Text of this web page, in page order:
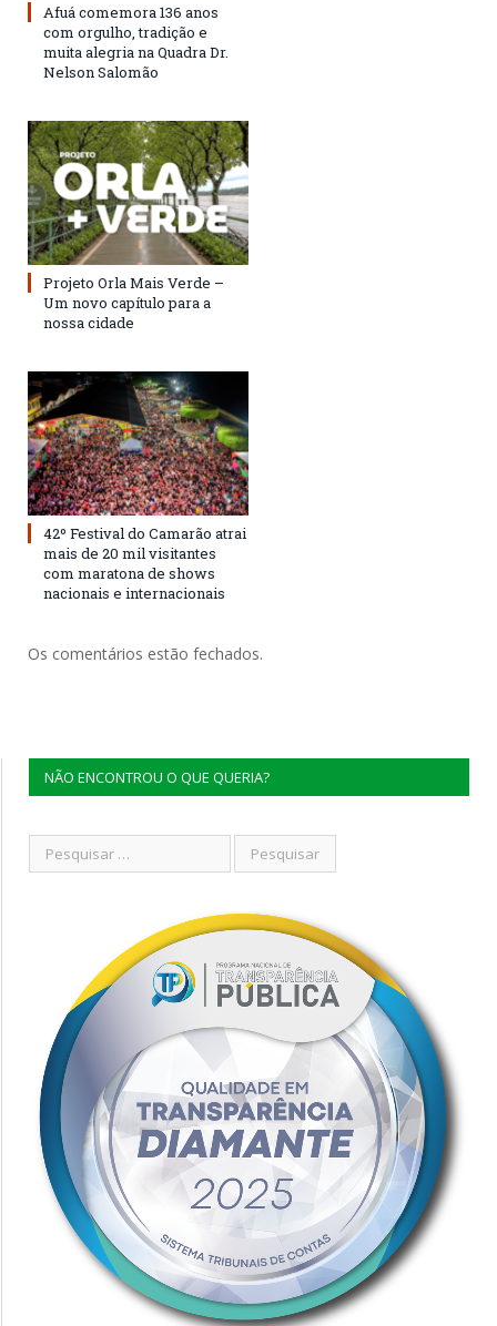
Afuá comemora 136 anos
com orgulho, tradição e
muita alegria na Quadra Dr.
Nelson Salomão
Projeto Orla Mais Verde –
Um novo capítulo para a
nossa cidade
42º Festival do Camarão atrai
mais de 20 mil visitantes
com maratona de shows
nacionais e internacionais
Os comentários estão fechados.
NÃO ENCONTROU O QUE QUERIA?